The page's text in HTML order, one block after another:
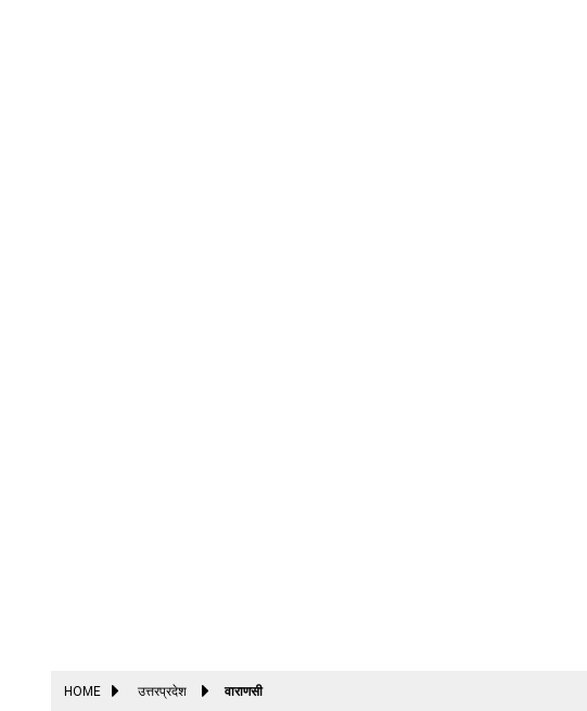
HOME उत्तरप्रदेश वाराणसी